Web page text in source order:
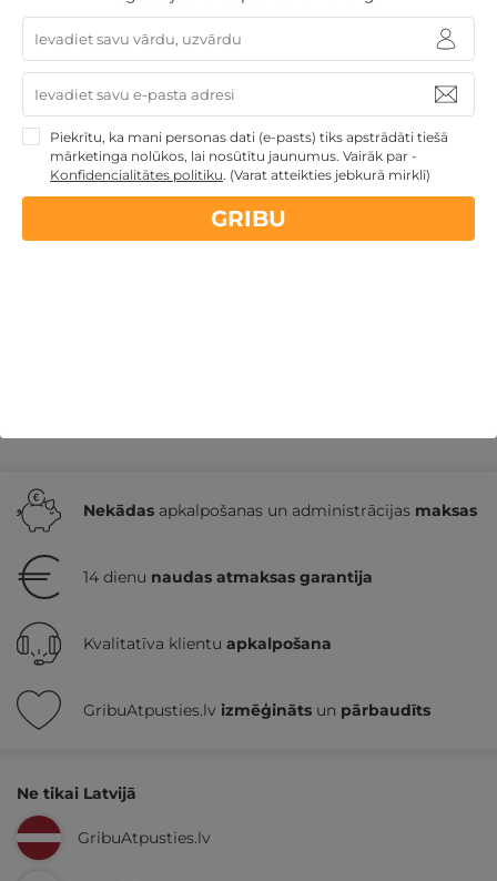
Lidojumiem ir nepieciešami piemēroti laikapstākļi bez
brāzmaina vēja vai nokrišņiem, kā arī pasažierim jābūt
fiziski spējīgam pacelšanās brīdī veikt nelielu
skrējienu.
Vai izpletņlēcēju skolā Arcus tiek piedāvāta
apmācība?
Nekādas apkalpošanas un administrācijas maksas
14 dienu naudas atmaksas garantija
Kvalitatīva klientu apkalpošana
GribuAtpusties.lv izmēģināts un pārbaudīts
Ne tikai Latvijā
GribuAtpusties.lv
Piekrītu, ka mani personas dati (e-pasts) tiks apstrādāti tiešā
mārketinga nolūkos, lai nosūtītu jaunumus. Vairāk par -
Konfidencialitātes politiku. (Varat atteikties jebkurā mirklī)
GRIBU